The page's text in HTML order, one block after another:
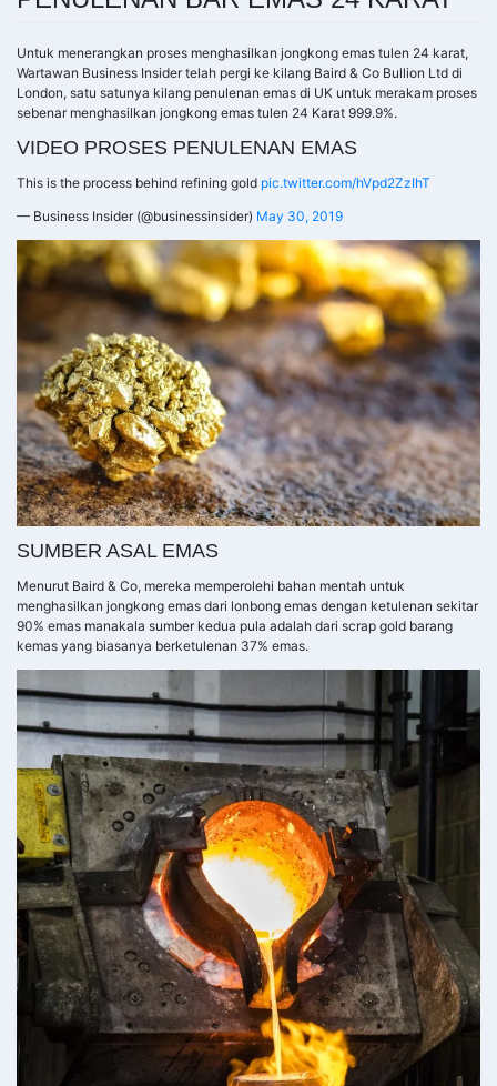
Untuk menerangkan proses menghasilkan jongkong emas tulen 24 karat,
Wartawan Business Insider telah pergi ke kilang Baird & Co Bullion Ltd di
London, satu satunya kilang penulenan emas di UK untuk merakam proses
sebenar menghasilkan jongkong emas tulen 24 Karat 999.9%.
VIDEO PROSES PENULENAN EMAS
This is the process behind refining gold pic.twitter.com/hVpd2ZzIhT
— Business Insider (@businessinsider) May 30, 2019
SUMBER ASAL EMAS
Menurut Baird & Co, mereka memperolehi bahan mentah untuk
menghasilkan jongkong emas dari lonbong emas dengan ketulenan sekitar
90% emas manakala sumber kedua pula adalah dari scrap gold barang
kemas yang biasanya berketulenan 37% emas.